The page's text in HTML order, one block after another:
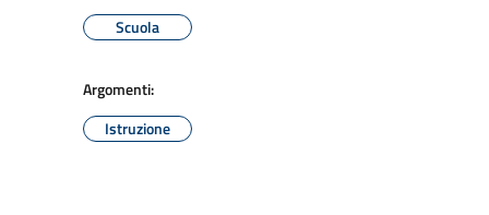
Scuola
Argomenti:
Istruzione